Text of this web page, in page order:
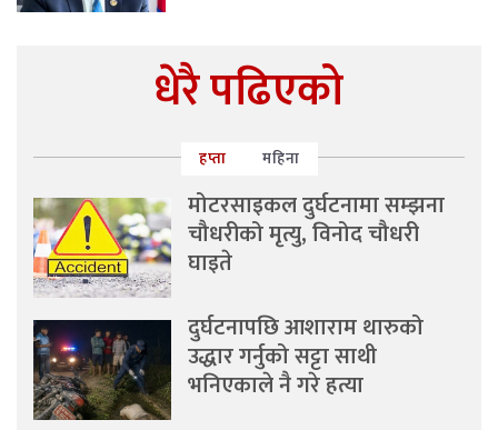
धेरै पढिएको
हप्ता महिना
मोटरसाइकल दुर्घटनामा सम्झना
चौधरीको मृत्यु, विनोद चौधरी
घाइते
दुर्घटनापछि आशाराम थारुको
उद्धार गर्नुको सट्टा साथी
भनिएकाले नै गरे हत्या